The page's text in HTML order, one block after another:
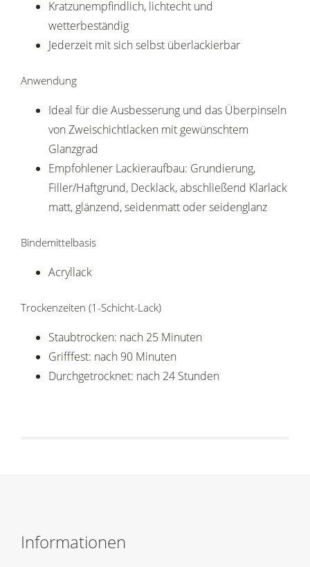
Kratzunempfindlich, lichtecht und
wetterbeständig
Jederzeit mit sich selbst überlackierbar
Anwendung
Ideal für die Ausbesserung und das Überpinseln
von Zweischichtlacken mit gewünschtem
Glanzgrad
Empfohlener Lackieraufbau: Grundierung,
Filler/Haftgrund, Decklack, abschließend Klarlack
matt, glänzend, seidenmatt oder seidenglanz
Bindemittelbasis
Acryllack
Trockenzeiten (1-Schicht-Lack)
Staubtrocken: nach 25 Minuten
Grifffest: nach 90 Minuten
Durchgetrocknet: nach 24 Stunden
Informationen